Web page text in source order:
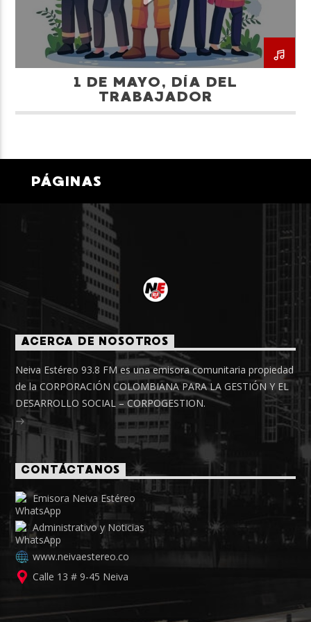
1 DE MAYO, DÍA DEL
TRABAJADOR
PÁGINAS
ACERCA DE NOSOTROS
Neiva Estéreo 93.8 FM es una emisora comunitaria propiedad
de la CORPORACIÓN COLOMBIANA PARA LA GESTIÓN Y EL
DESARROLLO SOCIAL – CORPOGESTION.
CONTÁCTANOS
Emisora Neiva Estéreo
Administrativo y Noticias
www.neivaestereo.co
Calle 13 # 9-45 Neiva